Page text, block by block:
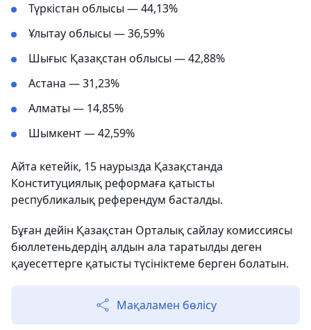
Түркістан облысы — 44,13%
Ұлытау облысы — 36,59%
Шығыс Қазақстан облысы — 42,88%
Астана — 31,23%
Алматы — 14,85%
Шымкент — 42,59%
Айта кетейік, 15 наурызда Қазақстанда
Конституциялық реформаға қатысты
республикалық референдум басталды.
Бұған дейін Қазақстан Орталық сайлау комиссиясы
бюллетеньдердің алдын ала таратылды деген
қауесеттерге қатысты түсініктеме берген болатын.
Мақаламен бөлісу